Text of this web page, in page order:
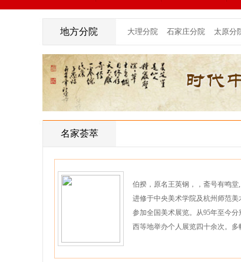
地方分院
名家荟萃
伯揆，原名王英钢，，斋号有鸣
进修于中央美术学院及杭州师范
参加全国美术展览。从95年至今
西等地举办个人展览四十余次。